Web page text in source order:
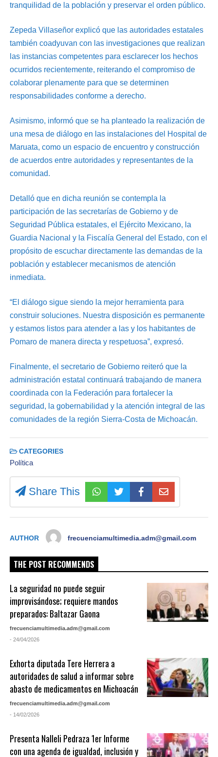
tranquilidad de la población y preservar el orden público.
Zepeda Villaseñor explicó que las autoridades estatales
también coadyuvan con las investigaciones que realizan
las instancias competentes para esclarecer los hechos
ocurridos recientemente, reiterando el compromiso de
colaborar plenamente para que se determinen
responsabilidades conforme a derecho.
Asimismo, informó que se ha planteado la realización de
una mesa de diálogo en las instalaciones del Hospital de
Maruata, como un espacio de encuentro y construcción
de acuerdos entre autoridades y representantes de la
comunidad.
Detalló que en dicha reunión se contempla la
participación de las secretarías de Gobierno y de
Seguridad Pública estatales, el Ejército Mexicano, la
Guardia Nacional y la Fiscalía General del Estado, con el
propósito de escuchar directamente las demandas de la
población y establecer mecanismos de atención
inmediata.
“El diálogo sigue siendo la mejor herramienta para
construir soluciones. Nuestra disposición es permanente
y estamos listos para atender a las y los habitantes de
Pomaro de manera directa y respetuosa”, expresó.
Finalmente, el secretario de Gobierno reiteró que la
administración estatal continuará trabajando de manera
coordinada con la Federación para fortalecer la
seguridad, la gobernabilidad y la atención integral de las
comunidades de la región Sierra-Costa de Michoacán.
CATEGORIES
Política
Share This
AUTHOR frecuenciamultimedia.adm@gmail.com
THE POST RECOMMENDS
La seguridad no puede seguir
improvisándose; requiere mandos
preparados: Baltazar Gaona
frecuenciamultimedia.adm@gmail.com
- 24/04/2026
Exhorta diputada Tere Herrera a
autoridades de salud a informar sobre
abasto de medicamentos en Michoacán
frecuenciamultimedia.adm@gmail.com
- 14/02/2026
Presenta Nalleli Pedraza 1er Informe
con una agenda de igualdad, inclusión y